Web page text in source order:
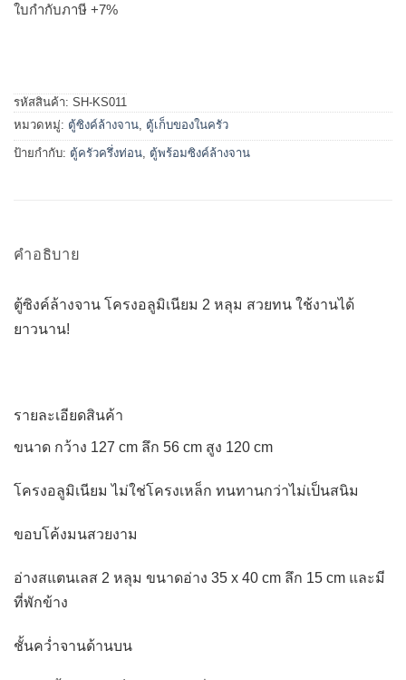
ใบกำกับภาษี +7%
รหัสสินค้า: SH-KS011
หมวดหมู่: ตู้ซิงค์ล้างจาน ตู้เก็บของในครัว
ป้ายกำกับ: ตู้ครัวครึ่งท่อน ตู้พร้อมซิงค์ล้างจาน
คำอธิบาย
ตู้ซิงค์ล้างจาน โครงอลูมิเนียม 2 หลุม สวยทน ใช้งานได้
ยาวนาน!
รายละเอียดสินค้า
ขนาด กว้าง 127 cm ลึก 56 cm สูง 120 cm
โครงอลูมิเนียม ไม่ใช่โครงเหล็ก ทนทานกว่าไม่เป็นสนิม
ขอบโค้งมนสวยงาม
อ่างสแตนเลส 2 หลุม ขนาดอ่าง 35 x 40 cm ลึก 15 cm และมี
ที่พักข้าง
ชั้นคว่ำจานด้านบน